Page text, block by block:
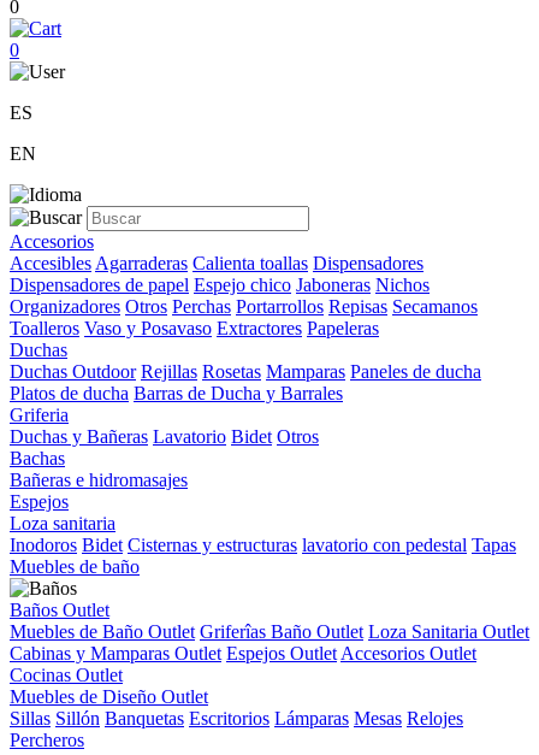
0
0
ES
EN
Accesorios
Accesibles Agarraderas Calienta toallas Dispensadores
Dispensadores de papel Espejo chico Jaboneras Nichos
Organizadores Otros Perchas Portarrollos Repisas Secamanos
Toalleros Vaso y Posavaso Extractores Papeleras
Duchas
Duchas Outdoor Rejillas Rosetas Mamparas Paneles de ducha
Platos de ducha Barras de Ducha y Barrales
Griferia
Duchas y Bañeras Lavatorio Bidet Otros
Bachas
Bañeras e hidromasajes
Espejos
Loza sanitaria
Inodoros Bidet Cisternas y estructuras lavatorio con pedestal Tapas
Muebles de baño
Baños Outlet
Muebles de Baño Outlet Griferîas Baño Outlet Loza Sanitaria Outlet
Cabinas y Mamparas Outlet Espejos Outlet Accesorios Outlet
Cocinas Outlet
Muebles de Diseño Outlet
Sillas Sillón Banquetas Escritorios Lámparas Mesas Relojes
Percheros